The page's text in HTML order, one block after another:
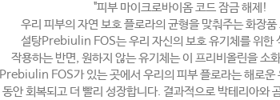
"피부 마이크로바이옴 코드 잠금 해제!
우리 피부의 자연 보호 플로라의 균형을 맞춰주는 화장품
설탕Prebiulin FOS는 우리 자신의 보호 유기체를 위한
작용하는 반면, 원하지 않는 유기체는 이 프리비올린을 소
Prebiulin FOS가 있는 곳에서 우리의 피부 플로라는 해로운
동안 회복되고 더 빨리 성장합니다. 결과적으로 박테리아와